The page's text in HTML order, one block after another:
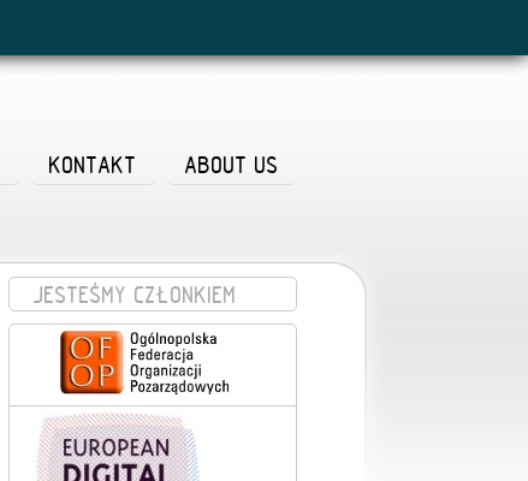
ABOUT US
KONTAKT
JESTEŚMY CZŁONKIEM